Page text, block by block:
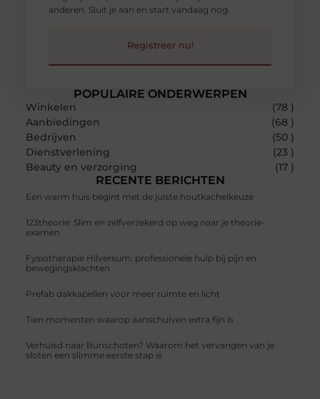
POPULAIRE ONDERWERPEN
Winkelen
(78 )
Aanbiedingen
(68 )
Bedrijven
(50 )
Dienstverlening
(23 )
Beauty en verzorging
(17 )
RECENTE BERICHTEN
Een warm huis begint met de juiste houtkachelkeuze
123theorie: Slim en zelfverzekerd op weg naar je theorie-
examen
Fysiotherapie Hilversum: professionele hulp bij pijn en
bewegingsklachten
Prefab dakkapellen voor meer ruimte en licht
Tien momenten waarop aanschuiven extra fijn is
Verhuisd naar Bunschoten? Waarom het vervangen van je
sloten een slimme eerste stap is
anderen. Sluit je aan en start vandaag nog.
Registreer nu!